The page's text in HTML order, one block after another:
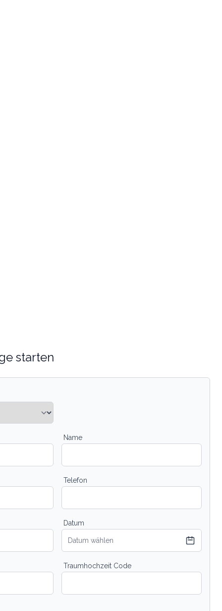
starten
Name
Telefon
Datum
Datum wählen
Traumhochzeit Code